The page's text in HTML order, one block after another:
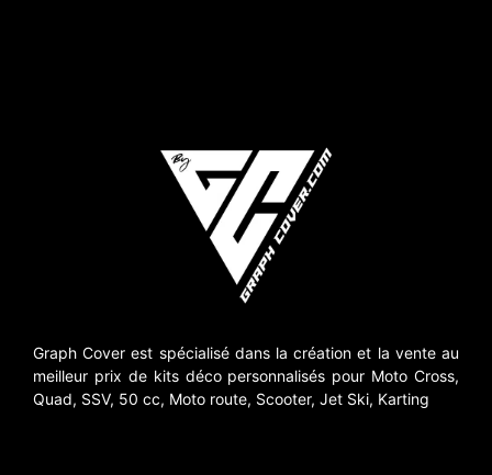
Graph Cover est spécialisé dans la création et la vente au
meilleur prix de kits déco personnalisés pour Moto Cross,
Quad, SSV, 50 cc, Moto route, Scooter, Jet Ski, Karting